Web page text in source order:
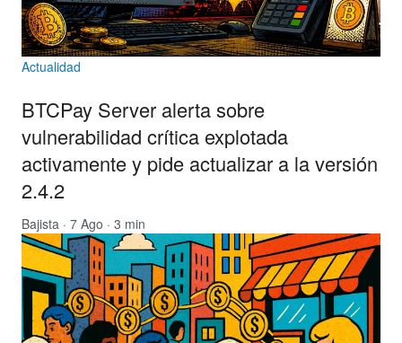
Actualidad
BTCPay Server alerta sobre
vulnerabilidad crítica explotada
activamente y pide actualizar a la versión
2.4.2
Bajista · 7 Ago · 3 min